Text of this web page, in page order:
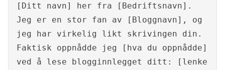
[Ditt navn] her fra [Bedriftsnavn].
Jeg er en stor fan av [Bloggnavn], og
jeg har virkelig likt skrivingen din.
Faktisk oppnådde jeg [hva du oppnådde]
ved å lese blogginnlegget ditt: [lenke